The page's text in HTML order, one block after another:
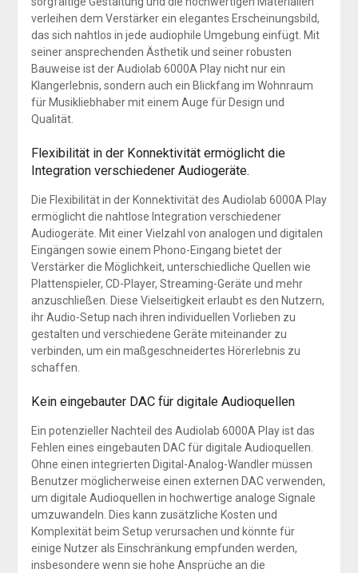
verleihen dem Verstärker ein elegantes Erscheinungsbild,
das sich nahtlos in jede audiophile Umgebung einfügt. Mit
seiner ansprechenden Ästhetik und seiner robusten
Bauweise ist der Audiolab 6000A Play nicht nur ein
Klangerlebnis, sondern auch ein Blickfang im Wohnraum
für Musikliebhaber mit einem Auge für Design und
Qualität.
Flexibilität in der Konnektivität ermöglicht die
Integration verschiedener Audiogeräte.
Die Flexibilität in der Konnektivität des Audiolab 6000A Play
ermöglicht die nahtlose Integration verschiedener
Audiogeräte. Mit einer Vielzahl von analogen und digitalen
Eingängen sowie einem Phono-Eingang bietet der
Verstärker die Möglichkeit, unterschiedliche Quellen wie
Plattenspieler, CD-Player, Streaming-Geräte und mehr
anzuschließen. Diese Vielseitigkeit erlaubt es den Nutzern,
ihr Audio-Setup nach ihren individuellen Vorlieben zu
gestalten und verschiedene Geräte miteinander zu
verbinden, um ein maßgeschneidertes Hörerlebnis zu
schaffen.
Kein eingebauter DAC für digitale Audioquellen
Ein potenzieller Nachteil des Audiolab 6000A Play ist das
Fehlen eines eingebauten DAC für digitale Audioquellen.
Ohne einen integrierten Digital-Analog-Wandler müssen
Benutzer möglicherweise einen externen DAC verwenden,
um digitale Audioquellen in hochwertige analoge Signale
umzuwandeln. Dies kann zusätzliche Kosten und
Komplexität beim Setup verursachen und könnte für
einige Nutzer als Einschränkung empfunden werden,
insbesondere wenn sie hohe Ansprüche an die